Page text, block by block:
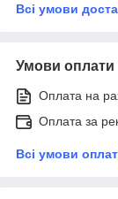
Всі умови
Умови оплати
Оплата на
Оплата за
Всі умови